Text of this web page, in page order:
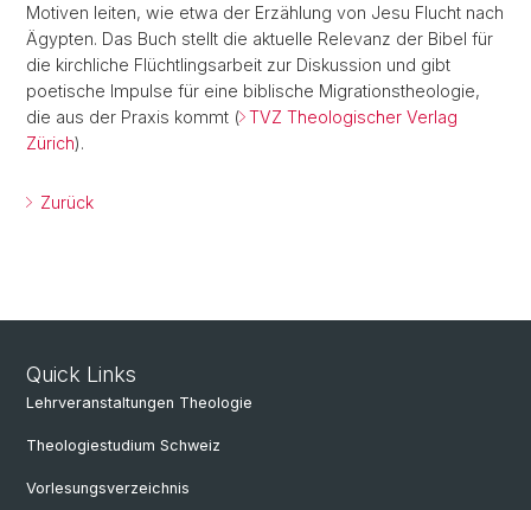
Motiven leiten, wie etwa der Erzählung von Jesu Flucht nach
Ägypten. Das Buch stellt die aktuelle Relevanz der Bibel für
die kirchliche Flüchtlingsarbeit zur Diskussion und gibt
poetische Impulse für eine biblische Migrationstheologie,
die aus der Praxis kommt ( TVZ Theologischer Verlag
Zürich).
Zurück
Quick Links
Lehrveranstaltungen Theologie
Theologiestudium Schweiz
Vorlesungsverzeichnis